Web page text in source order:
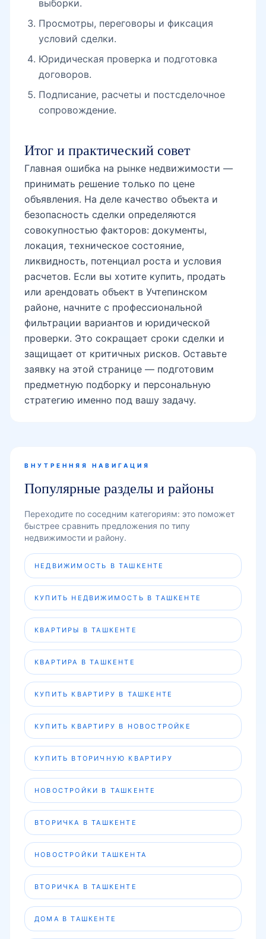
выборки.
Просмотры, переговоры и фиксация
условий сделки.
Юридическая проверка и подготовка
договоров.
Подписание, расчеты и постсделочное
сопровождение.
Итог и практический совет
Главная ошибка на рынке недвижимости —
принимать решение только по цене
объявления. На деле качество объекта и
безопасность сделки определяются
совокупностью факторов: документы,
локация, техническое состояние,
ликвидность, потенциал роста и условия
расчетов. Если вы хотите купить, продать
или арендовать объект в Учтепинском
районе, начните с профессиональной
фильтрации вариантов и юридической
проверки. Это сокращает сроки сделки и
защищает от критичных рисков. Оставьте
заявку на этой странице — подготовим
предметную подборку и персональную
стратегию именно под вашу задачу.
ВНУТРЕННЯЯ НАВИГАЦИЯ
Популярные разделы и районы
Переходите по соседним категориям: это поможет
быстрее сравнить предложения по типу
недвижимости и району.
НЕДВИЖИМОСТЬ В ТАШКЕНТЕ
КУПИТЬ НЕДВИЖИМОСТЬ В ТАШКЕНТЕ
КВАРТИРЫ В ТАШКЕНТЕ
КВАРТИРА В ТАШКЕНТЕ
КУПИТЬ КВАРТИРУ В ТАШКЕНТЕ
КУПИТЬ КВАРТИРУ В НОВОСТРОЙКЕ
КУПИТЬ ВТОРИЧНУЮ КВАРТИРУ
НОВОСТРОЙКИ В ТАШКЕНТЕ
ВТОРИЧКА В ТАШКЕНТЕ
НОВОСТРОЙКИ ТАШКЕНТА
ВТОРИЧКА В ТАШКЕНТЕ
ДОМА В ТАШКЕНТЕ